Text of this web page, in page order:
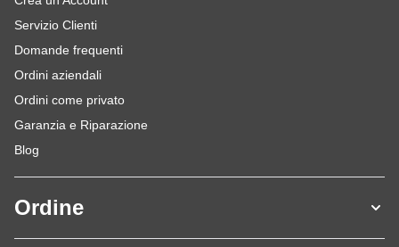
Servizio Clienti
Domande frequenti
Ordini aziendali
Ordini come privato
Garanzia e Riparazione
Blog
Ordine